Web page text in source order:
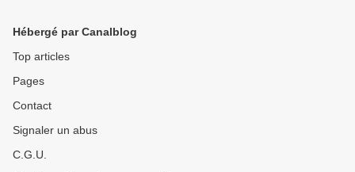
Hébergé par Canalblog
Top articles
Pages
Contact
Signaler un abus
C.G.U.